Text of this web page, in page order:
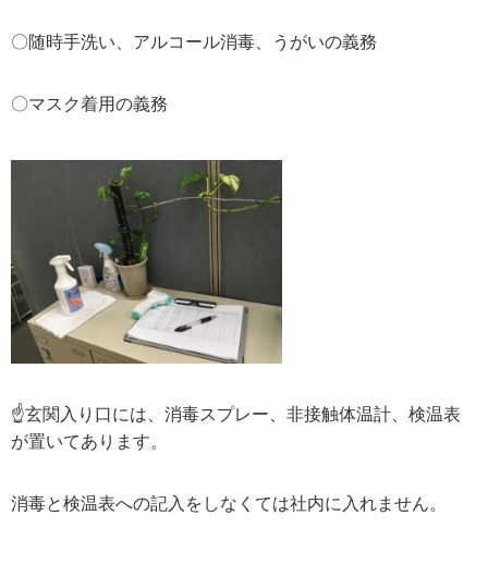
〇随時手洗い、アルコール消毒、うがいの義務
〇マスク着用の義務
☝玄関入り口には、消毒スプレー、非接触体温計、検温表
が置いてあります。
消毒と検温表への記入をしなくては社内に入れません。